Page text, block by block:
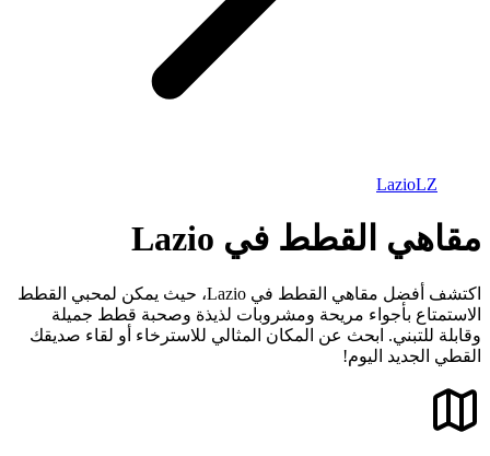
LazioLZ
مقاهي القطط في Lazio
اكتشف أفضل مقاهي القطط في Lazio، حيث يمكن لمحبي القطط
الاستمتاع بأجواء مريحة ومشروبات لذيذة وصحبة قطط جميلة
وقابلة للتبني. ابحث عن المكان المثالي للاسترخاء أو لقاء صديقك
القطي الجديد اليوم!